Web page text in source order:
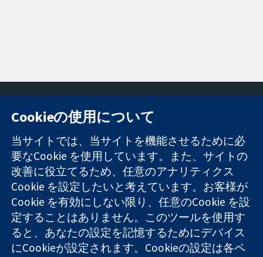
信頼できるエビ
デンスと
情報に基づく意
思決定により
健康のさらなる
向上へ
11-13 Cavendish
Square
London
W1G 0AN
United Kingdom
お問い合わせ
ニュース
広報
コクランにつ
いて
採用
Cochrane
Library
Cookieの使用について
当サイトでは、当サイトを機能させるために必
要なCookie を使用しています。また、サイトの
改善に役立てるため、任意のアナリティクス
Cookie を設定したいと考えています。お客様が
Cookie を有効にしない限り、任意のCookie を設
定することはありません。このツールを使用す
ると、あなたの設定を記憶するためにデバイス
にCookieが設定されます。Cookieの設定は各ペ